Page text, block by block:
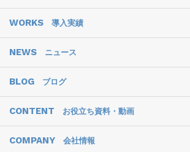
WORKS 導入実績
NEWS ニュース
BLOG ブログ
CONTENT お役立ち資料・動画
COMPANY 会社情報